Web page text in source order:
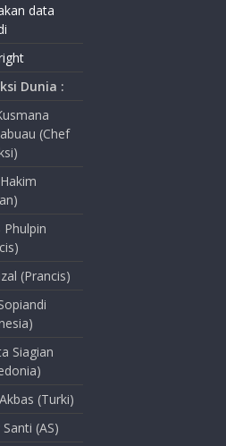
data
Dunia :
(Chef
Phulpin
(Prancis)
Siagian
(Turki)
(AS)